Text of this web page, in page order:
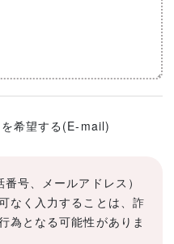
希望する(E-mail)
号、メールアドレス）
なく入力することは、詐
為となる可能性がありま